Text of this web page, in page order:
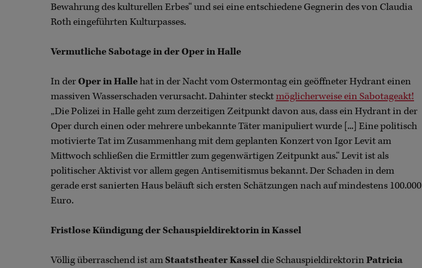
Bewahrung des kulturellen Erbes“ und sei eine entschiedene Gegnerin des von Claudia
Roth eingeführten Kulturpasses.
Vermutliche Sabotage in der Oper in Halle
In der Oper in Hallehat in der Nacht vom Ostermontag ein geöffneter Hydrant einen
massiven Wasserschaden verursacht. Dahinter stecktmöglicherweise ein Sabotageakt!
„Die Polizei in Halle geht zum derzeitigen Zeitpunkt davon aus, dass ein Hydrant in der
Oper durch einen oder mehrere unbekannte Täter manipuliert wurde [...] Eine politisch
motivierte Tat im Zusammenhang mit dem geplanten Konzert von Igor Levit am
Mittwoch schließen die Ermittler zum gegenwärtigen Zeitpunkt aus.“ Levit ist als
politischer Aktivist vor allem gegen Antisemitismus bekannt. Der Schaden in dem
gerade erst sanierten Haus beläuft sich ersten Schätzungen nach auf mindestens 100.000
Euro.
Fristlose Kündigung der Schauspieldirektorin in Kassel
Völlig überraschend ist am Staatstheater Kassel die Schauspieldirektorin Patricia